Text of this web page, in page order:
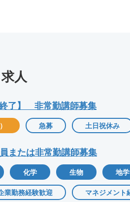
人
了】 非常勤講師募集
急募 土日祝休み
または非常勤講師募集
化学 生物 地学
業勤務経験歓迎 マネジメント